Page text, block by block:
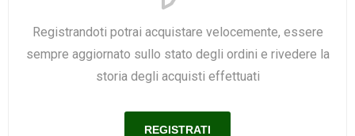
Registrandoti potrai acquistare velocemente, essere
sempre aggiornato sullo stato degli ordini e rivedere la
storia degli acquisti effettuati